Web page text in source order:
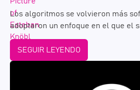
Los algoritmos se volvieron más
adoptaron un enfoque en el que el
SEGUIR LEYENDO